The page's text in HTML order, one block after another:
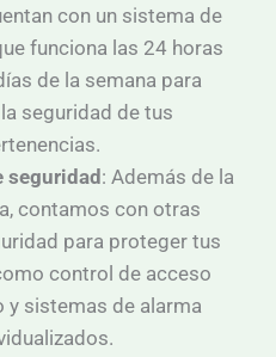
con un sistema de
funciona las 24 horas
de la semana para
seguridad de tus
seguridad : Además de la
contamos con otras
para proteger tus
control de acceso
y sistemas de alarma